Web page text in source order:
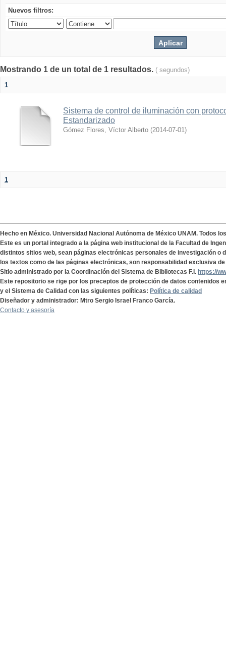
Nuevos filtros:
Mostrando 1 de un total de 1 resultados. ( segundos)
1
Sistema de control de iluminación con
Estandarizado
Gómez Flores, Víctor Alberto (2014-07-01)
1
Hecho en México. Universidad Nacional Autónoma de México UNAM. Todos
Este es un portal integrado a la página web institucional de la Facultad de
distintos sitios web, sean páginas electrónicas personales de investigación o
los textos como de las páginas electrónicas, son responsabilidad exclusiva
Sitio administrado por la Coordinación del Sistema de Bibliotecas F.I. https://
Este repositorio se rige por los preceptos de protección de datos contenidos
y el Sistema de Calidad con las siguientes políticas: Política de calidad
Diseñador y administrador: Mtro Sergio Israel Franco García.
Contacto y asesoría